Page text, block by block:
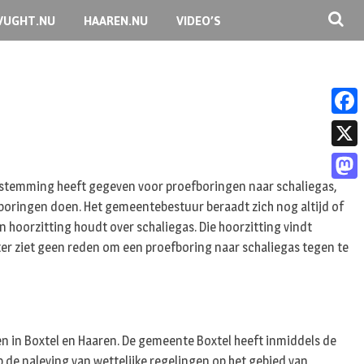
HAAREN.NU VIDEO’S
heeft gegeven voor proefboringen naar schaliegas,
doen. Het gemeentebestuur beraadt zich nog altijd of
hoorzitting houdt over schaliegas. Die hoorzitting vindt
ziet geen reden om een proefboring naar schaliegas tegen te
Boxtel en Haaren. De gemeente Boxtel heeft inmiddels de
F
a
c
e
o
X
M
s
o